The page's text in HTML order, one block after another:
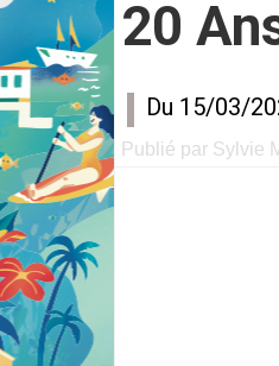
20
Du 15/03/
Publié par Sylvie